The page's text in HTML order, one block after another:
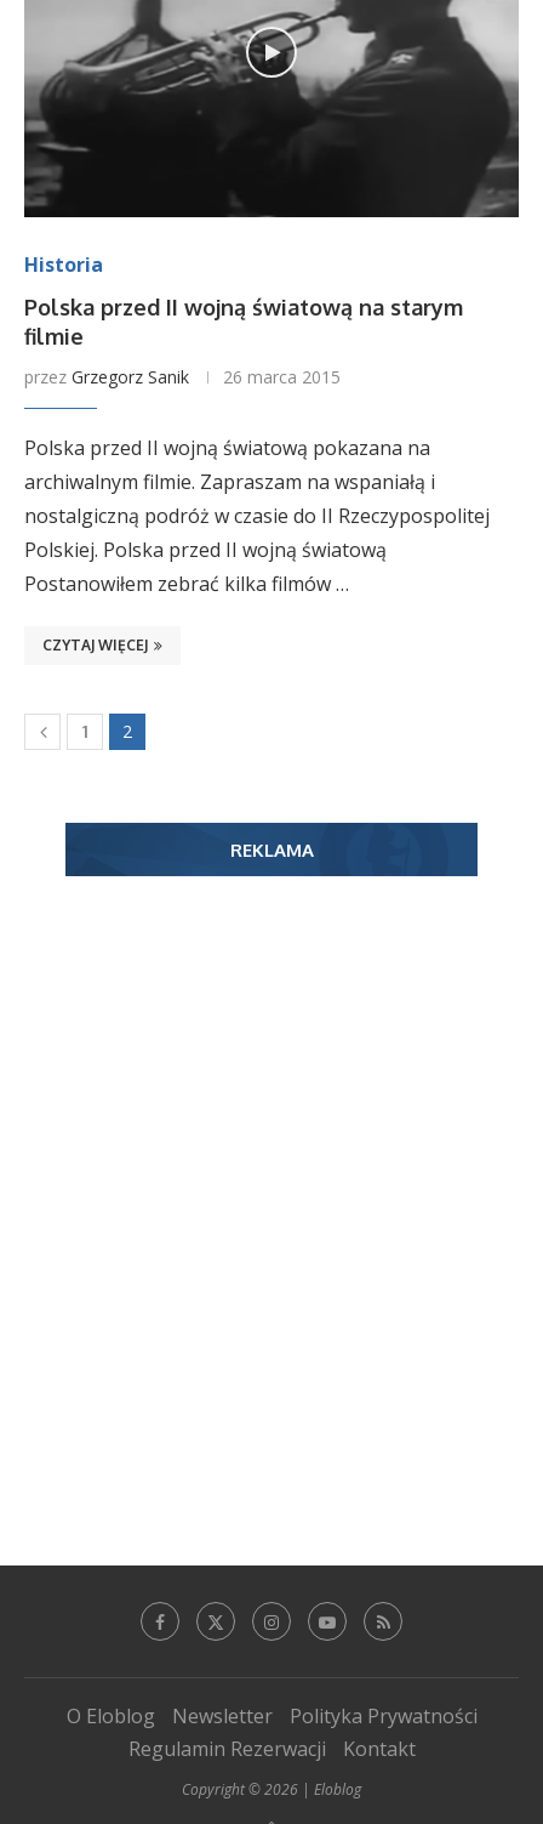
Historia
Polska przed II wojną światową na starym
filmie
przez Grzegorz Sanik 26 marca 2015
Polska przed II wojną światową pokazana na
archiwalnym filmie. Zapraszam na wspaniałą i
nostalgiczną podróż w czasie do II Rzeczypospolitej
Polskiej. Polska przed II wojną światową
Postanowiłem zebrać kilka filmów …
CZYTAJ WIĘCEJ
1 2
REKLAMA
O Eloblog Newsletter
Polityka Prywatności
Regulamin Rezerwacji
Kontakt
Copyright © 2026 | Eloblog